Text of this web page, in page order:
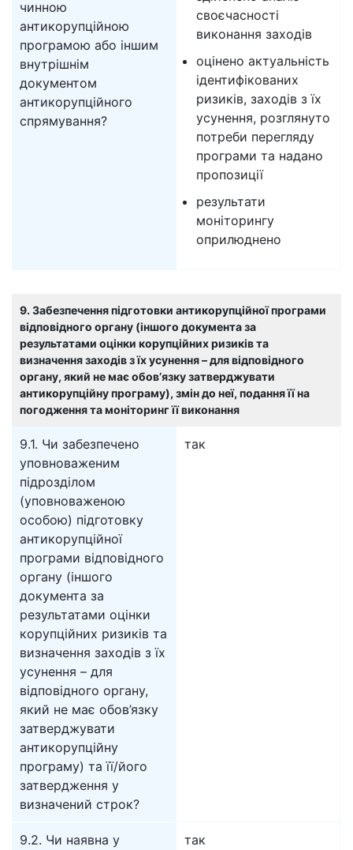
чинною
антикорупційною
програмою або іншим
внутрішнім
документом
антикорупційного
спрямування?
своєчасності
виконання заходів
оцінено актуальність
ідентифікованих
ризиків, заходів з їх
усунення, розглянуто
потреби перегляду
програми та надано
пропозиції
результати
моніторингу
оприлюднено
9. Забезпечення підготовки антикорупційної програми
відповідного органу (іншого документа за
результатами оцінки корупційних ризиків та
визначення заходів з їх усунення – для відповідного
органу, який не має обов’язку затверджувати
антикорупційну програму), змін до неї, подання її на
погодження та моніторинг її виконання
9.1. Чи забезпечено
уповноваженим
підрозділом
(уповноваженою
особою) підготовку
антикорупційної
програми відповідного
органу (іншого
документа за
результатами оцінки
корупційних ризиків та
визначення заходів з їх
усунення – для
відповідного органу,
який не має обов’язку
затверджувати
антикорупційну
програму) та її/його
затвердження у
визначений строк?
так
9.2. Чи наявна у
так